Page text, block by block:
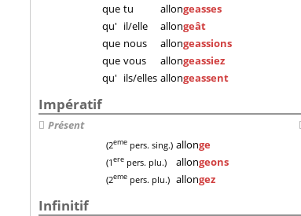
que tu allongeasses
qu' il/elle allongeât
que nous allongeassions
que vous allongeassiez
qu' ils/elles allongeassent
Impératif
Présent
(2emepers. sing.) allonge
(1erepers. plu.) allongeons
(2emepers. plu.) allongez
Infinitif